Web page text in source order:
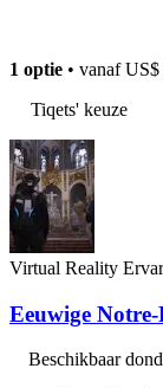
1 optie • vanafUS$
Tiqets' keuze
Virtual Reality
Eeuwige
Beschikbaar